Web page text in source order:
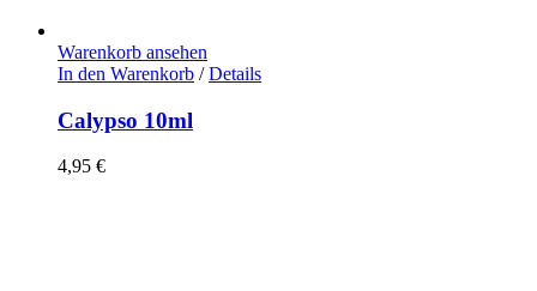
Warenkorb ansehen
In den Warenkorb / Details
Calypso 10ml
4,95 €